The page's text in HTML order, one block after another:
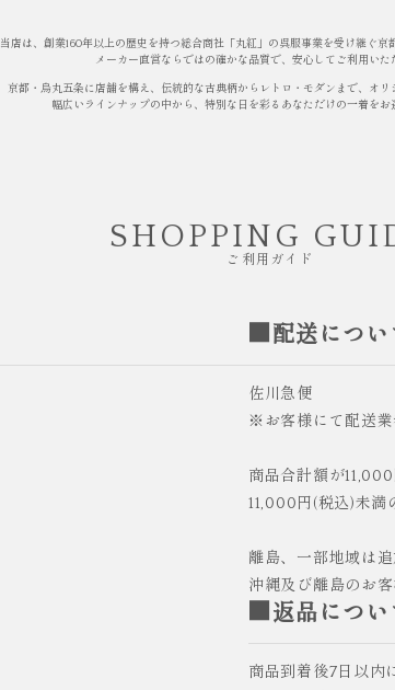
当店は、創業160年以上の歴史を持つ総合商社「丸紅」の呉服事業を受け継ぐ京
メーカー直営ならではの確かな品質で、安心してご利用いた
京都・烏丸五条に店舗を構え、伝統的な古典柄からレトロ・モダンまで、オリ
幅広いラインナップの中から、特別な日を彩るあなただけの一着をお
SHOPPING
ご利用ガイド
■配送につい
佐川急便
※お客様にて配送業
商品合計額が
11,000円(税込)未満
離島、一部地域は
沖縄及び離島のお
■返品につい
商品到着後7日以内